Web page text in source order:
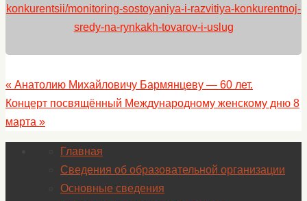
konkurentsii/monitoring-sostoyaniya-i-razvitiya-konkurentnoj-
sredy-na-rynkakh-tovarov-i-uslug
« Анатолию Михайловичу Бармянцеву — 60 лет.
Концерт посвящённый Международному женскому дню 8
марта »
Главная
Сведения об образовательной организации
Основные сведения